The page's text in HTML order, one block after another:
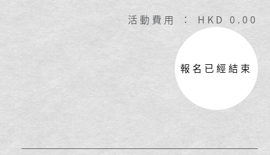
活動費用 ： HKD 0.00
報名已經結束